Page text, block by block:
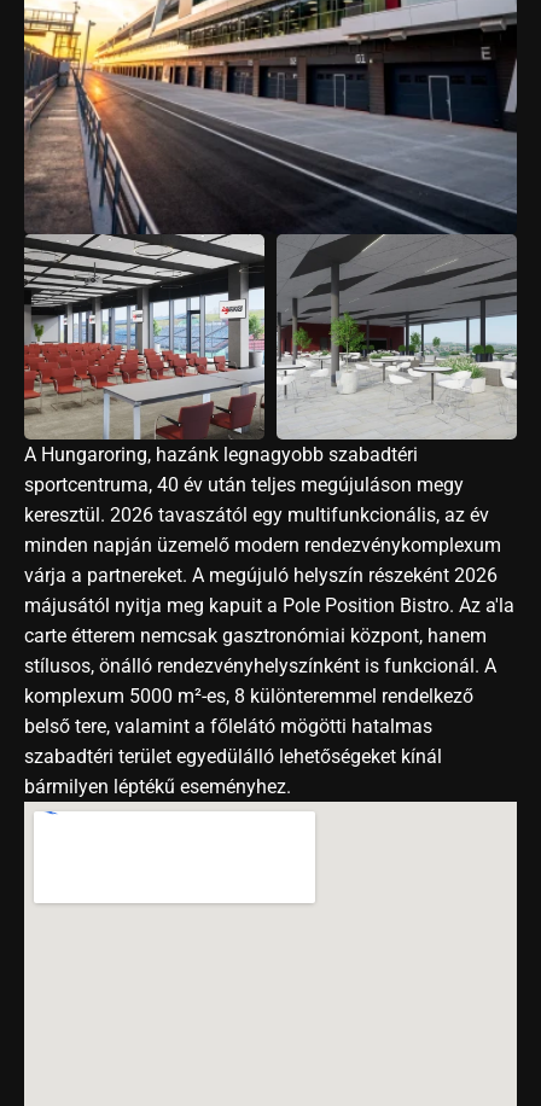
A Hungaroring, hazánk legnagyobb szabadtéri
sportcentruma, 40 év után teljes megújuláson megy
keresztül. 2026 tavaszától egy multifunkcionális, az év
minden napján üzemelő modern rendezvénykomplexum
várja a partnereket. A megújuló helyszín részeként 2026
májusától nyitja meg kapuit a Pole Position Bistro. Az a'la
carte étterem nemcsak gasztronómiai központ, hanem
stílusos, önálló rendezvényhelyszínként is funkcionál. A
komplexum 5000 m²-es, 8 különteremmel rendelkező
belső tere, valamint a főlelátó mögötti hatalmas
szabadtéri terület egyedülálló lehetőségeket kínál
bármilyen léptékű eseményhez.